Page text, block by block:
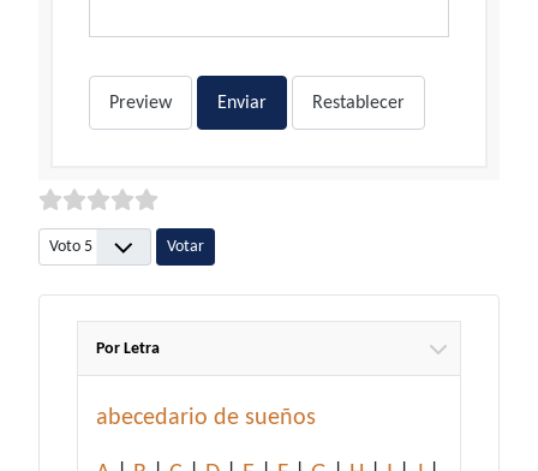
Preview Enviar Restablecer
Por favor, vote
Por Letra
abecedario de sueños